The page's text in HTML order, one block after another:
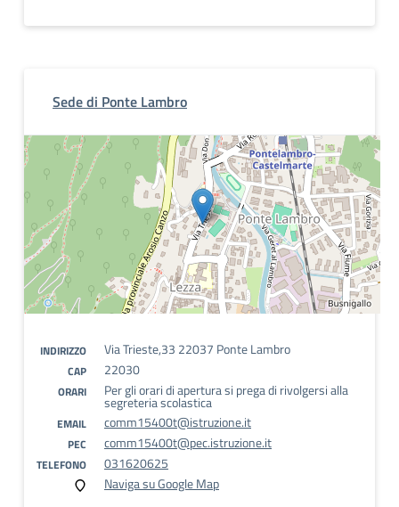
Sede di Ponte Lambro
INDIRIZZO Via Trieste,33 22037 Ponte Lambro
CAP 22030
ORARI Per gli orari di apertura si prega di rivolgersi alla
segreteria scolastica
EMAIL comm15400t@istruzione.it
PEC comm15400t@pec.istruzione.it
TELEFONO
031620625
Naviga su Google Map